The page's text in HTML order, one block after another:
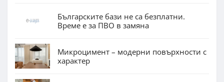
Българските бази не са безплатни.
Време е за ПВО в замяна
Микроцимент – модерни повърхности с
характер